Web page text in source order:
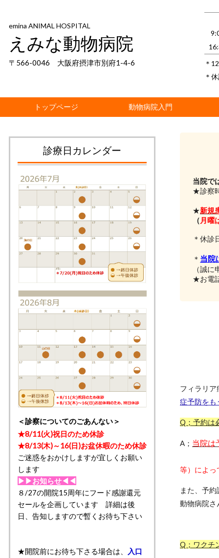
emina ANIMAL HOSPITAL
えみな動物病院
〒566-0046 大阪府摂津市別府1-4-6
＊
＊
トップページ 動物病院入門
当院で
★診察
★新規
（ 月曜
＊休
＊ 当院
（誠
★お電
フィラリ
症予防をも
Q；予約は
A； 当院は
等）によっ
また、予
動物病院さ
Q；ワクチ
診療日カレンダー
＜診察についてのごあんない＞
★8/11(火)祝日のため休診
★8/13(木)～16(日)お盆休暇のため休診
ご迷惑をおかけしますが宜しくお願い
します
▶▶お知らせ◀◀
８/27の開院15周年にフード感謝還元
セールを企画しています 詳細は後
日、告知しますので暫くお待ち下さい
★開院前にお待ち下さる場合は、
入口